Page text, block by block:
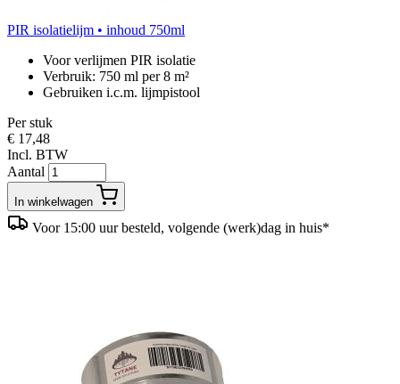
PIR isolatielijm • inhoud 750ml
Voor verlijmen PIR isolatie
Verbruik: 750 ml per 8 m²
Gebruiken i.c.m. lijmpistool
Per stuk
€ 17,48
Incl. BTW
Aantal
In winkelwagen
Voor 15:00 uur besteld, volgende (werk)dag in huis*